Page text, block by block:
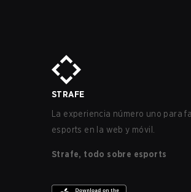
STRAFE
La experiencia número uno para
esports en la web y móvil.
Strafe, todo sobre esports